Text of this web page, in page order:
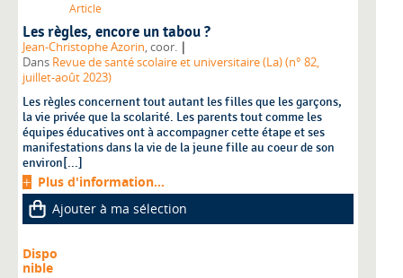
Article
Les règles, encore un tabou ?
Jean-Christophe Azorin, coor. |
Dans Revue de santé scolaire et universitaire (La) (n° 82,
juillet-août 2023)
Les règles concernent tout autant les filles que les garçons,
la vie privée que la scolarité. Les parents tout comme les
équipes éducatives ont à accompagner cette étape et ses
manifestations dans la vie de la jeune fille au coeur de son
environ[...]
Plus d'information...
Ajouter à ma sélection
Dispo
nible